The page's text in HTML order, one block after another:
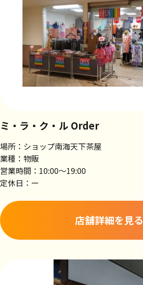
ミ・ラ・ク・ル Order
場所：ショップ南海天下茶屋
業種：物販
営業時間：10:00～19:00
定休日：ー
店舗詳細を見る